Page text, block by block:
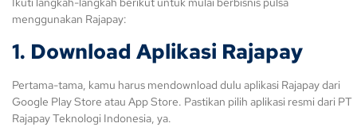
menggunakan Rajapay:
1. Download Aplikasi Rajapay
Pertama-tama, kamu harus mendownload dulu aplikasi Rajapay dari
Google Play Store atau App Store. Pastikan pilih aplikasi resmi dari PT
Rajapay Teknologi Indonesia, ya.